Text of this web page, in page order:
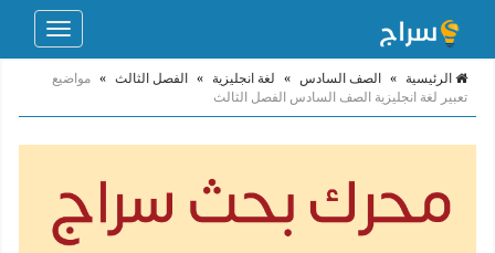
Toggle
الرئيسية » الصف السادس » لغة انجليزية » الفصل الثالث » مواضيع
تعبير لغة انجليزية الصف السادس الفصل الثالث